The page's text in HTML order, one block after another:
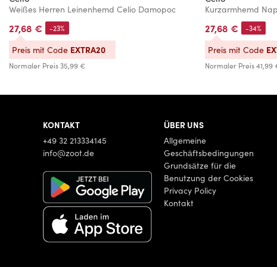
Weißes Herren Leinenhemd Celio Damopoc
27,68 €
Normaler Preis35,99 €
-23%
Preis mit Code EXTRA20
Kurzarmhemd
27,68 €
Normaler Preis41,99
-34%
Preis mit Code
KONTAKT
+49 32 213334145
info@zoot.de
ÜBER UNS
Allgemeine
Geschäftsbedingungen
Grundsätze für die
Benutzung der Cookies
Privacy Policy
Kontakt